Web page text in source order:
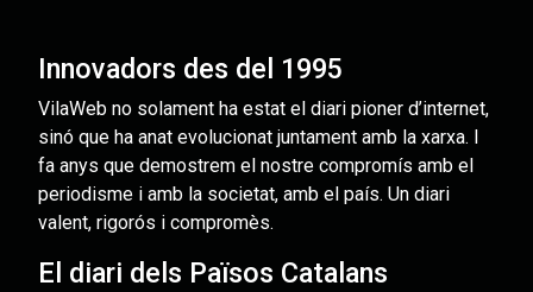
Innovadors des del 1995
VilaWeb no solament ha estat el diari pioner d’internet,
sinó que ha anat evolucionat juntament amb la xarxa. I
fa anys que demostrem el nostre compromís amb el
periodisme i amb la societat, amb el país. Un diari
valent, rigorós i compromès.
El diari dels Països Catalans